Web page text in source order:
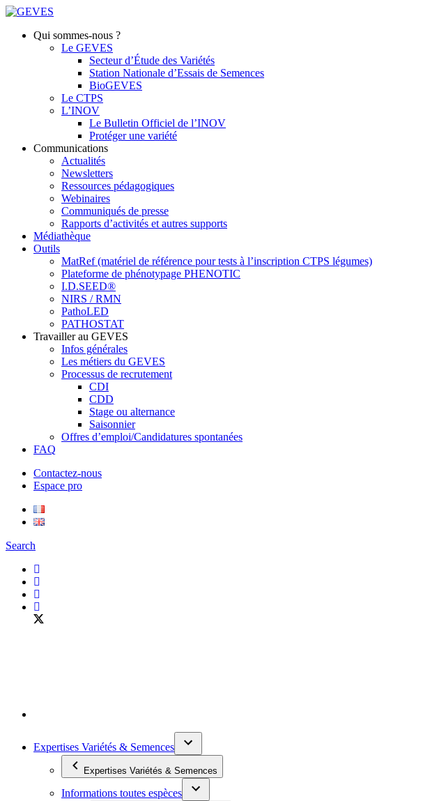
Qui sommes-nous ?
Le GEVES
Secteur d’Étude des Variétés
Station Nationale d’Essais de Semences
BioGEVES
Le CTPS
L’INOV
Le Bulletin Officiel de l’INOV
Protéger une variété
Communications
Actualités
Newsletters
Ressources pédagogiques
Webinaires
Communiqués de presse
Rapports d’activités et autres supports
Médiathèque
Outils
MatRef (matériel de référence pour tests à l’inscription CTPS légumes)
Plateforme de phénotypage PHENOTIC
I.D.SEED®
NIRS / RMN
PathoLED
PATHOSTAT
Travailler au GEVES
Infos générales
Les métiers du GEVES
Processus de recrutement
CDI
CDD
Stage ou alternance
Saisonnier
Offres d’emploi/Candidatures spontanées
FAQ
Contactez-nous
Espace pro
Search
Expertises Variétés & Semences
Expertises Variétés & Semences
Informations toutes espèces